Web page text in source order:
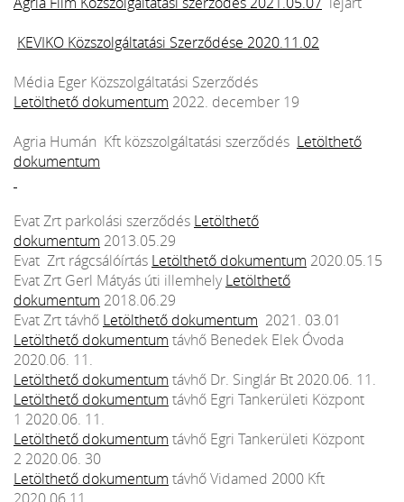
KEVIKO Közszolgáltatási Szerződése 2020.11.02
Média Eger Közszolgáltatási Szerződés
Letölthető dokumentum 2022. december 19
Agria Humán Kft közszolgáltatási szerződés Letölthető
dokumentum
Evat Zrt parkolási szerződés Letölthető
dokumentum 2013.05.29
Evat Zrt rágcsálóírtás Letölthető dokumentum 2020.05.15
Evat Zrt Gerl Mátyás úti illemhelyLetölthető
dokumentum 2018.06.29
Evat Zrt távhő Letölthető dokumentum 2021. 03.01
Letölthető dokumentum távhő Benedek Elek Óvoda
2020.06. 11.
Letölthető dokumentum távhő Dr. Singlár Bt 2020.06. 11.
Letölthető dokumentum távhő Egri Tankerületi Központ
1 2020.06. 11.
Letölthető dokumentum távhő Egri Tankerületi Központ
2 2020.06. 30
Letölthető dokumentum távhő Vidamed 2000 Kft
2020.06.11